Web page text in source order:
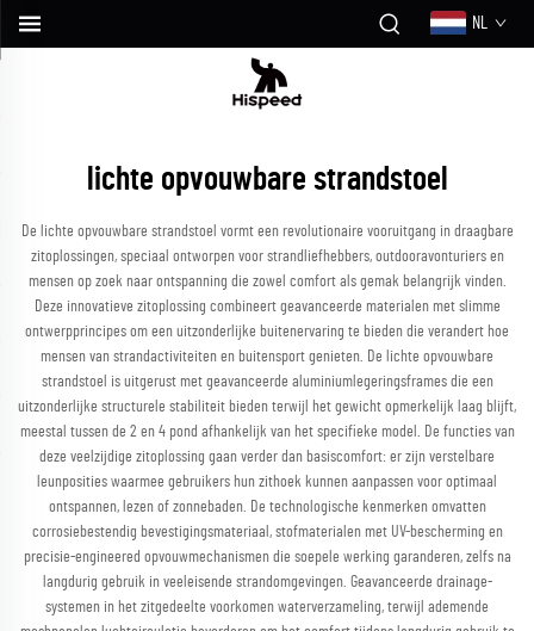
NL
lichte opvouwbare strandstoel
De lichte opvouwbare strandstoel vormt een revolutionaire vooruitgang in draagbare
zitoplossingen, speciaal ontworpen voor strandliefhebbers, outdooravonturiers en
mensen op zoek naar ontspanning die zowel comfort als gemak belangrijk vinden.
Deze innovatieve zitoplossing combineert geavanceerde materialen met slimme
ontwerpprincipes om een uitzonderlijke buitenervaring te bieden die verandert hoe
mensen van strandactiviteiten en buitensport genieten. De lichte opvouwbare
strandstoel is uitgerust met geavanceerde aluminiumlegeringsframes die een
uitzonderlijke structurele stabiliteit bieden terwijl het gewicht opmerkelijk laag blijft,
meestal tussen de 2 en 4 pond afhankelijk van het specifieke model. De functies van
deze veelzijdige zitoplossing gaan verder dan basiscomfort: er zijn verstelbare
leunposities waarmee gebruikers hun zithoek kunnen aanpassen voor optimaal
ontspannen, lezen of zonnebaden. De technologische kenmerken omvatten
corrosiebestendig bevestigingsmateriaal, stofmaterialen met UV-bescherming en
precisie-engineered opvouwmechanismen die soepele werking garanderen, zelfs na
langdurig gebruik in veeleisende strandomgevingen. Geavanceerde drainage-
systemen in het zitgedeelte voorkomen waterverzameling, terwijl ademende